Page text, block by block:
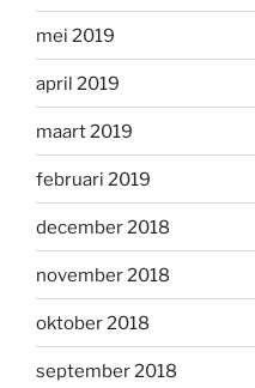
mei 2019
april 2019
maart 2019
februari 2019
december 2018
november 2018
oktober 2018
september 2018